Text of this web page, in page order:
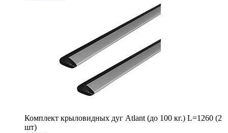
Комплект крыловидных дуг Atlant (до 100 кг.) L=1260 (2
шт)